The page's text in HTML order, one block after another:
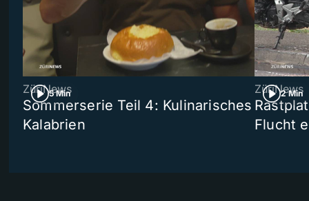
5 Min
ZüriNews
Sommerserie Teil 4: Kulinarisches
Kalabrien
2 Min
ZüriNews
Flucht